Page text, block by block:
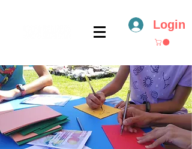
Login